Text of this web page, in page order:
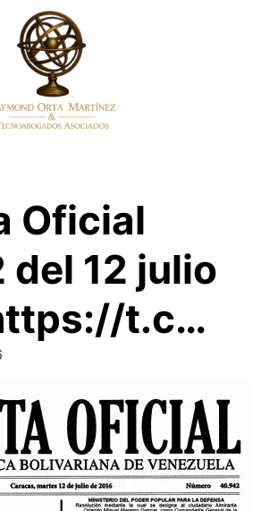
Oficial
12 julio
t.c…